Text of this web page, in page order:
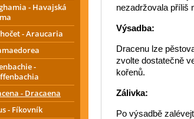
nezadržovala příliš
Výsadba:
Dracenu lze
zvolte dostatečně
kořenů.
Zálivka:
Po výsadbě
- Havajská
- Araucaria
-
- Dracaena
- Fíkovník